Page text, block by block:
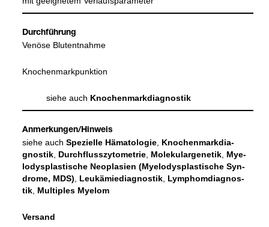
Durch­füh­rung
Venöse Blut­ent­nahme
Kno­chen­mark­punk­tion
siehe auch Kno­chen­mark­dia­gnos­tik
Anmer­kun­gen/Hin­weis
siehe auchSpe­zi­elle Häma­to­lo­gie Kno­chen­mark­dia­
gnos­tik Durch­fluss­zy­to­me­trie Mole­ku­lar­ge­ne­tik Mye­
lo­dys­plas­ti­sche Neo­pla­sien (Mye­lo­dys­plas­ti­sche Syn­
drome, MDS)
Leuk­ämie­dia­gnos­tik Lym­phom­dia­gnos­
tik Mul­ti­ples Mye­lom
Ver­sand